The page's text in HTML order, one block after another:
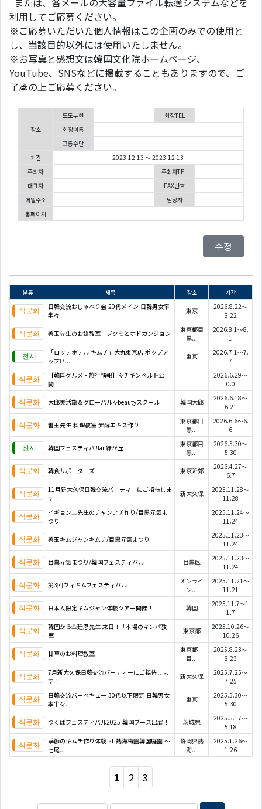
利用してご応募ください。
※ご応募いただいた個人情報はこの企画のみでの使用と
し、当該目的以外には使用いたしません。
※お写真と感想文は韓国文化院ホームページ、
YouTube、SNSなどに掲載することもありますので、ご
了承の上ご応募ください。
장소
도도부현
회장TEL
회장이름
교통수단
기간
2023-12-13 ～ 2023-12-13
주최자
주최자TEL
대표자
FAX번호
메일주소
담당자
홈페이지
수정
분류 제목 장소
기간
日韓交流おしゃべり会 20代メイン 日韓男女率
半々
東京
2026.8.22～
8.22
善玉先生のお餅教室 プクミとホドカンジョン
東京都目
黒...
2026.8.1～8.
1
「ロッテホテル キムチ」大丸東京店 ポップア
ップ(7...
東京
2026.7.1～7.
7
【韓国グルメ・旅行情報】K-チキンベルト公
開！
2026.6.29～
0.0
大邱美活旅＆グローバルK-beautyスクール 韓国大邱
2026.6.18～
6.21
善玉先生 料理教室 発酵エキス作り
東京都目
黒...
2026.6.6～6.
6
韓国フェスティバルin緑が丘
東京都目
黒...
2026.5.30～
5.30
韓食サポーターズ 東京近郊
2026.4.27～
6.7
11月新大久保日韓交流パーティーにご招待しま
す！
新大久保
2025.11.28～
11.28
イギョンエ先生のチャンアチ作り/目黒元気ま
つり
2025.11.24～
11.24
善玉キムジャンキムチ/目黒元気まつり
2025.11.23～
11.24
目黒元気まつり/韓国フェスティバル 目黒区
2025.11.23～
11.24
第3回ウィキムフェスティバル
オンライ
ン...
2025.11.21～
11.21
日本人限定キムジャン体験ツアー開催！ 韓国
2025.11.7～1
1.7
韓国から金廷恩先生 来日！「本場のキンパ教
室」
東京都
2025.10.26～
10.26
甘草のお料理教室
東京都
目...
2025.8.23～
8.23
7月新大久保日韓交流パーティーにご招待しま
す！
新大久保
2025.7.25～
7.25
日韓交流バーベキュー 30代以下限定 日韓男女
率半々...
東京
2025.5.30～
5.30
つくばフェスティバル2025 韓国ブース出展！ 茨城県
2025.5.17～
5.18
季節のキムチ作り体験 at 熱海梅園韓国庭園 ～
七尾...
静岡県熱
海...
2025.1.26～
1.26
1 2 3